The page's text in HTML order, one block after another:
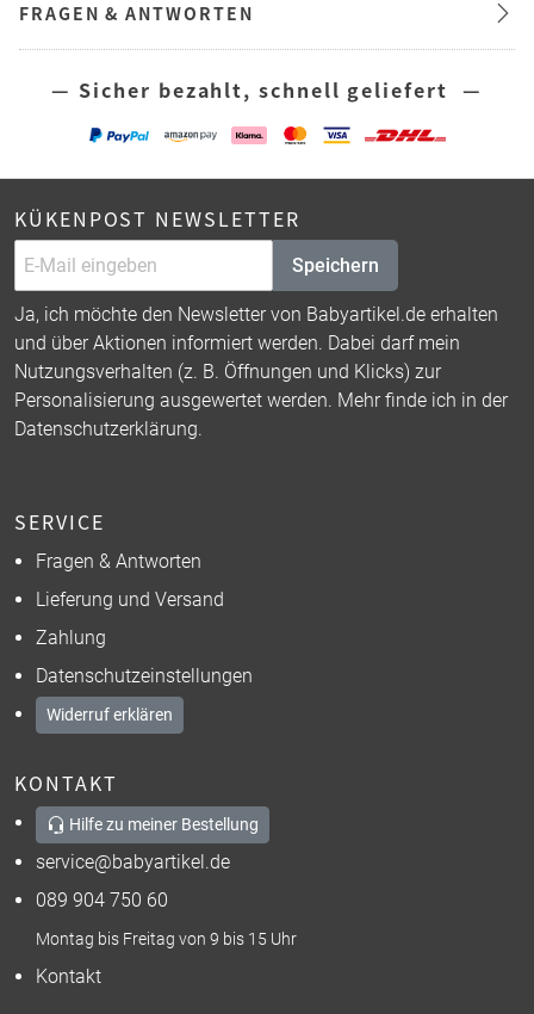
FRAGEN & ANTWORTEN
— Sicher bezahlt, schnell geliefert —
KÜKENPOST NEWSLETTER
Speichern
Ja, ich möchte den Newsletter von Babyartikel.de erhalten
und über Aktionen informiert werden. Dabei darf mein
Nutzungsverhalten (z. B. Öffnungen und Klicks) zur
Personalisierung ausgewertet werden. Mehr finde ich in der
Datenschutzerklärung.
SERVICE
Fragen & Antworten
Lieferung und Versand
Zahlung
Datenschutzeinstellungen
Widerruf erklären
KONTAKT
Hilfe zu meiner Bestellung
service@babyartikel.de
089 904 750 60
Montag bis Freitag von 9 bis 15 Uhr
Kontakt